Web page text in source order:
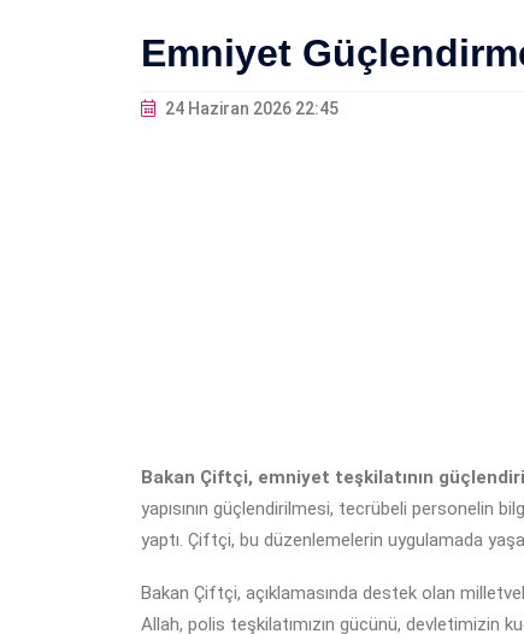
Emniyet
24 Haziran 2026 22:45
Bakan Çiftçi, emniyet teşkilatının
yapısının güçlendirilmesi, tecrübeli personelin
yaptı. Çiftçi, bu düzenlemelerin uygulamada
Bakan Çiftçi, açıklamasında destek olan
Allah, polis teşkilatımızın gücünü, devletimizin